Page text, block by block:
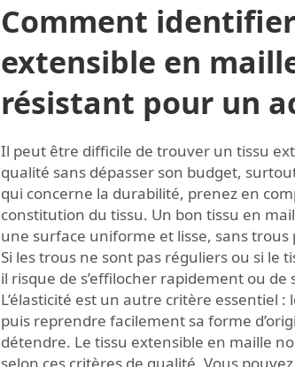
Comment
extensible en
résistant pour un
Il peut être difficile de trouver un tissu
qualité sans dépasser son budget,
qui concerne la durabilité, prenez en
constitution du tissu. Un bon tissu en
une surface uniforme et lisse, sans trous
Si les trous ne sont pas réguliers ou si le
il risque de s’effilocher rapidement ou
L’élasticité est un autre critère essentiel :
puis reprendre facilement sa forme
détendre. Le tissu extensible en maille